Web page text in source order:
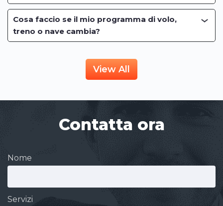
Cosa faccio se il mio programma di volo,
treno o nave cambia?
View All
Contatta ora
Nome
Servizi